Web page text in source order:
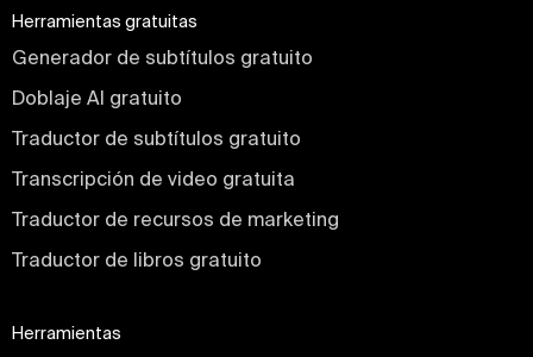
Herramientas gratuitas
Generador de subtítulos gratuito
Doblaje AI gratuito
Traductor de subtítulos gratuito
Transcripción de video gratuita
Traductor de recursos de marketing
Traductor de libros gratuito
Herramientas